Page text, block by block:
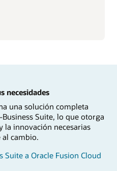
necesidades
una solución completa
Suite, lo que otorga
la innovación necesarias
al cambio.
Suite a Oracle Fusion Cloud